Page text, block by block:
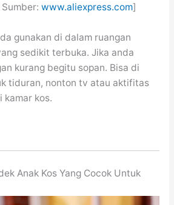
www.aliexpress.com]
gunakan di dalam ruangan
sedikit terbuka. Jika anda
kurang begitu sopan. Bisa di
tiduran, nonton tv atau aktifitas
kamar kos.
Anak Kos Yang Cocok Untuk